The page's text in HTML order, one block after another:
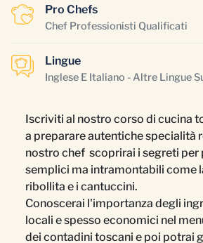
Pro Chefs
Chef Professionisti Qualificati
Lingue
Inglese E Italiano - Altre Lingue
Iscriviti al nostro corso di cucina
a preparare autentiche specialità
nostro chef scoprirai i segreti per
semplici ma intramontabili come
ribollita e i cantuccini.
Conoscerai l'importanza degli
locali e spesso economici nel
dei contadini toscani e poi potrai